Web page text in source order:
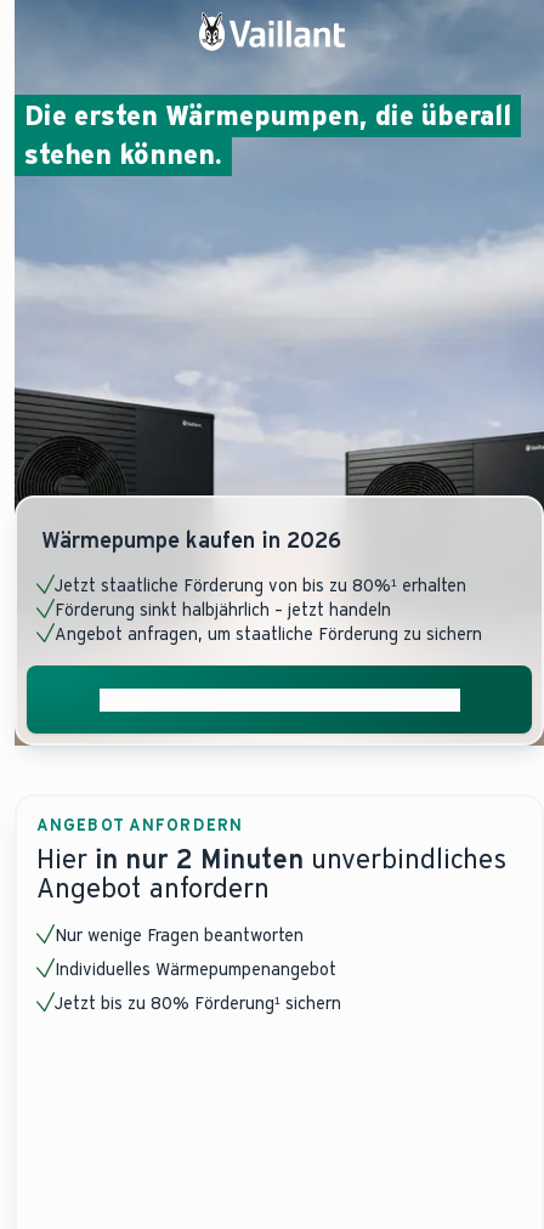
Die ersten Wärmepumpen, die überall
stehen können.
Wärmepumpe kaufen in 2026
Jetzt staatliche Förderung von bis zu 80%¹ erhalten
Förderung sinkt halbjährlich – jetzt handeln
Angebot anfragen, um staatliche Förderung zu sichern
ANGEBOT ANFORDERN
Hier in nur 2 Minuten unverbindliches
Angebot anfordern
Nur wenige Fragen beantworten
Individuelles Wärmepumpenangebot
Jetzt bis zu 80% Förderung¹ sichern